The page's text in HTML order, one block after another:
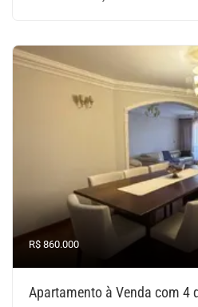
R$ 860.000
Apartamento à Venda com 4